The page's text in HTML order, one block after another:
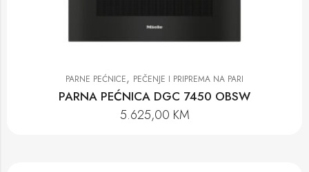
PARNE PEĆNICE, PEČENJE I PRIPREMA NA PARI
PARNA PEĆNICA DGC 7450 OBSW
5.625,00 KM